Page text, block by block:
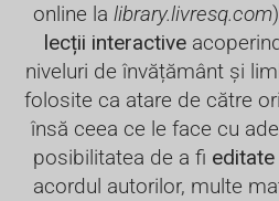
online la library.livresq.com
lecții interactive
niveluri de învățământ și
folosite ca atare de către
însă ceea ce le face cu
posibilitatea de a fi
acordul autorilor, multe